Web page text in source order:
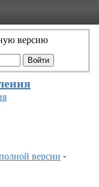
версию
версии -